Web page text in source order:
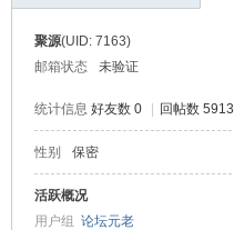
聚源(UID: 7163)
邮箱状态
未验证
统计信息 好友数 0 回帖数 5913
性别 保密
活跃概况
用户组 论坛元老